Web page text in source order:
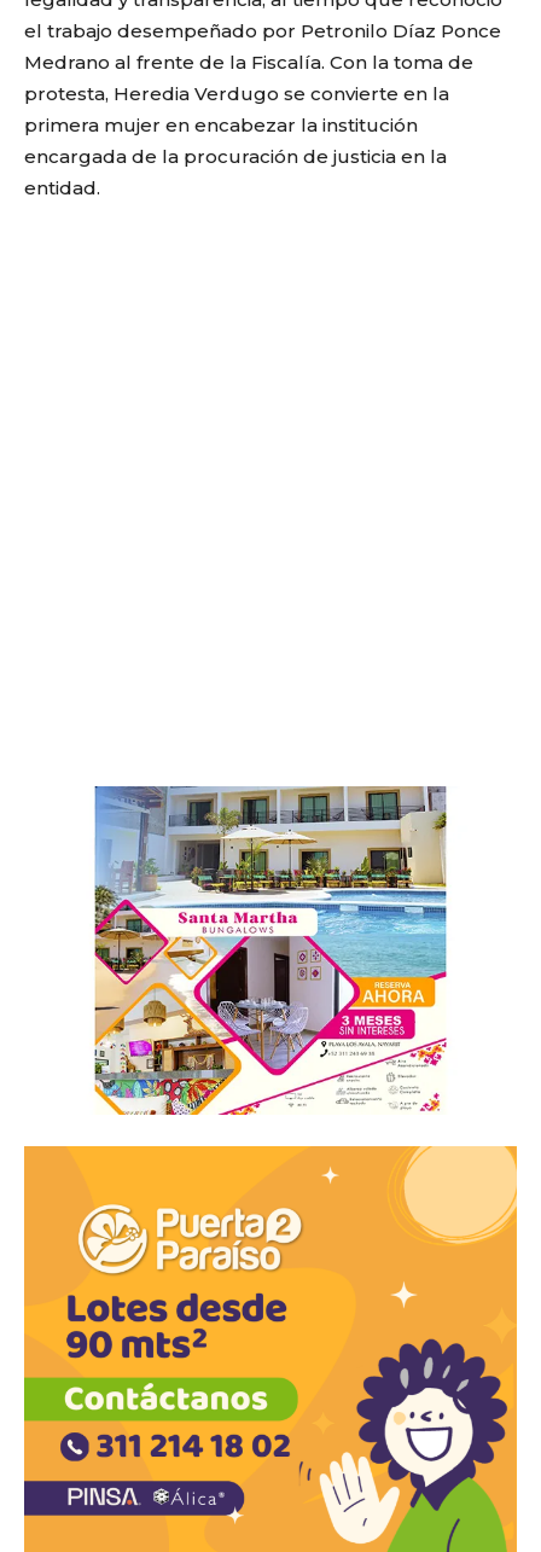
el trabajo desempeñado por Petronilo Díaz Ponce
Medrano al frente de la Fiscalía. Con la toma de
protesta, Heredia Verdugo se convierte en la
primera mujer en encabezar la institución
encargada de la procuración de justicia en la
entidad.